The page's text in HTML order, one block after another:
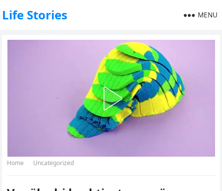
Life Stories MENU
Home Uncategorized